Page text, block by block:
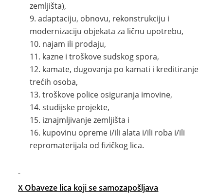
zemljišta),
adaptaciju, obnovu, rekonstrukciju i
modernizaciju objekata za ličnu upotrebu,
najam ili prodaju,
kazne i troškove sudskog spora,
kamate, dugovanja po kamati i kreditiranje
trećih osoba,
troškove police osiguranja imovine,
studijske projekte,
iznajmljivanje zemljišta i
kupovinu opreme i/ili alata i/ili roba i/ili
repromaterijala od fizičkog lica.
X Obaveze lica koji se samozapošljava